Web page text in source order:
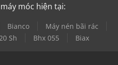
móc hiện tại:
Bianco
Máy nén bãi rác
Sh Bhx 055 Biax